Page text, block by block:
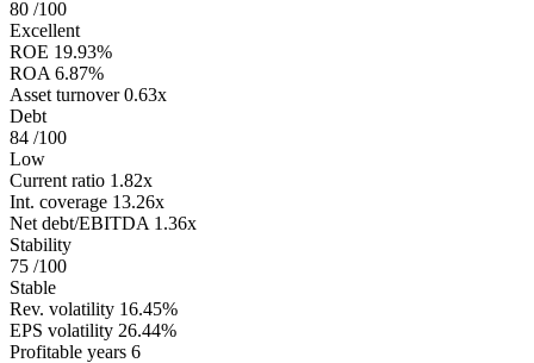
80 /100
Excellent
ROE 19.93%
ROA 6.87%
Asset turnover 0.63x
Debt
84 /100
Low
Current ratio 1.82x
Int. coverage 13.26x
Net debt/EBITDA 1.36x
Stability
75 /100
Stable
Rev. volatility 16.45%
EPS volatility 26.44%
Profitable years 6